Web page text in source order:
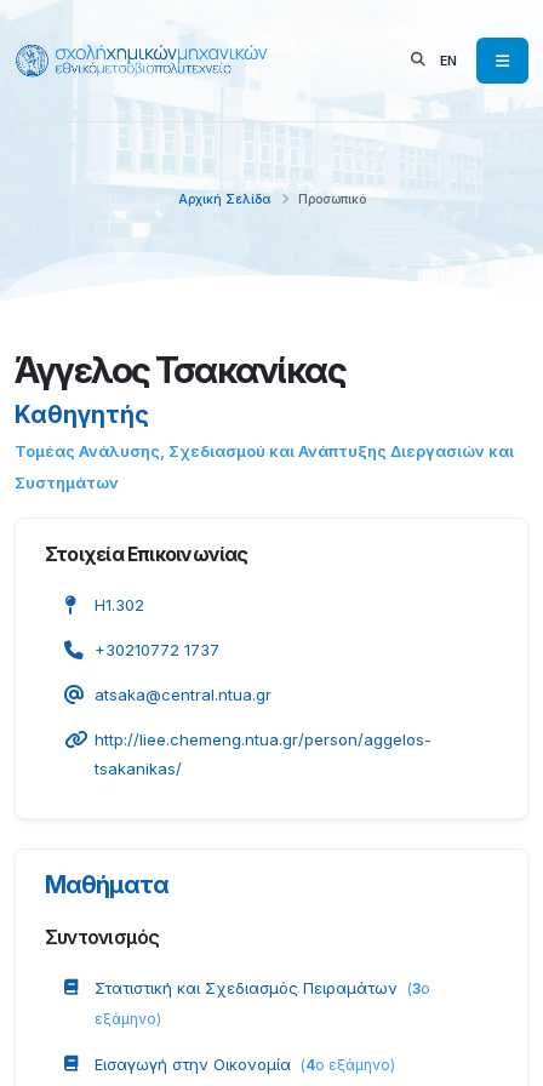
EN
Αρχική Σελίδα Προσωπικό
Άγγελος Τσακανίκας
Καθηγητής
Τομέας Ανάλυσης, Σχεδιασμού και Ανάπτυξης Διεργασιών και
Συστημάτων
Στοιχεία Επικοινωνίας
Η1.302
+30210772 1737
atsaka@central.ntua.gr
http://liee.chemeng.ntua.gr/person/aggelos-
tsakanikas/
Μαθήματα
Συντονισμός
Στατιστική και Σχεδιασμός Πειραμάτων (3ο
εξάμηνο)
Εισαγωγή στην Οικονομία (4ο εξάμηνο)